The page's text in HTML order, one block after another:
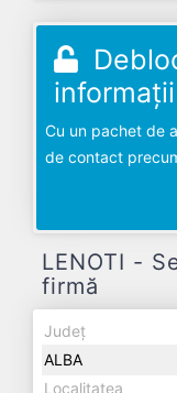
informații
Cu un pachet de
de contact
LENOTI -
firmă
Județ
ALBA
Localitatea